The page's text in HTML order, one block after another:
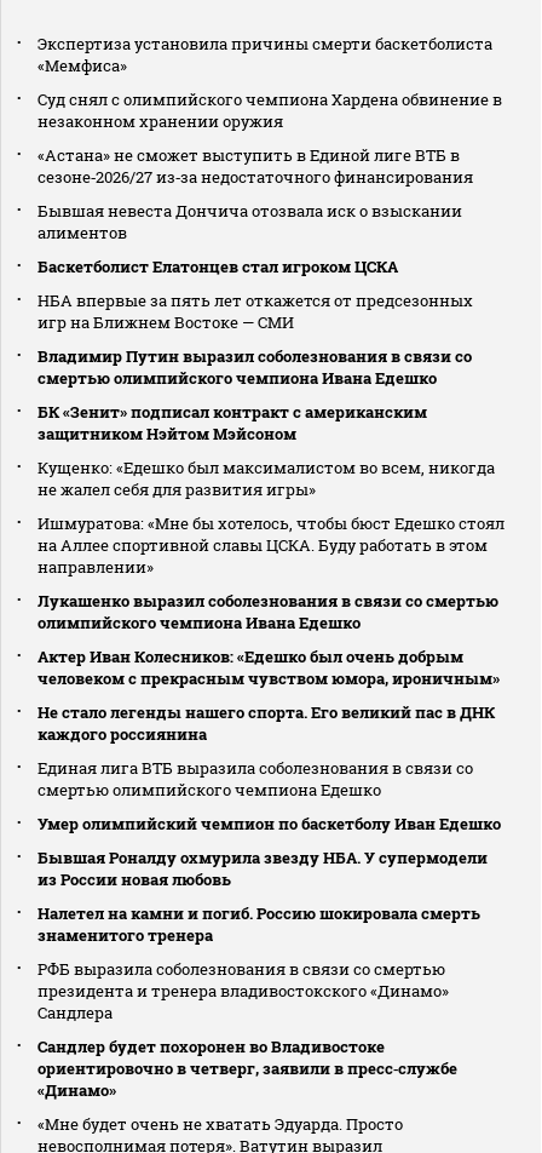
Экспертиза установила причины смерти баскетболиста
«Мемфиса»
Суд снял с олимпийского чемпиона Хардена обвинение в
незаконном хранении оружия
«Астана» не сможет выступить в Единой лиге ВТБ в
сезоне‑2026/27 из‑за недостаточного финансирования
Бывшая невеста Дончича отозвала иск о взыскании
алиментов
Баскетболист Елатонцев стал игроком ЦСКА
НБА впервые за пять лет откажется от предсезонных
игр на Ближнем Востоке — СМИ
Владимир Путин выразил соболезнования в связи со
смертью олимпийского чемпиона Ивана Едешко
БК «Зенит» подписал контракт с американским
защитником Нэйтом Мэйсоном
Кущенко: «Едешко был максималистом во всем, никогда
не жалел себя для развития игры»
Ишмуратова: «Мне бы хотелось, чтобы бюст Едешко стоял
на Аллее спортивной славы ЦСКА. Буду работать в этом
направлении»
Лукашенко выразил соболезнования в связи со смертью
олимпийского чемпиона Ивана Едешко
Актер Иван Колесников: «Едешко был очень добрым
человеком с прекрасным чувством юмора, ироничным»
Не стало легенды нашего спорта. Его великий пас в ДНК
каждого россиянина
Единая лига ВТБ выразила соболезнования в связи со
смертью олимпийского чемпиона Едешко
Умер олимпийский чемпион по баскетболу Иван Едешко
Бывшая Роналду охмурила звезду НБА. У супермодели
из России новая любовь
Налетел на камни и погиб. Россию шокировала смерть
знаменитого тренера
РФБ выразила соболезнования в связи со смертью
президента и тренера владивостокского «Динамо»
Сандлера
Сандлер будет похоронен во Владивостоке
ориентировочно в четверг, заявили в пресс‑службе
«Динамо»
«Мне будет очень не хватать Эдуарда. Просто
невосполнимая потеря». Ватутин выразил